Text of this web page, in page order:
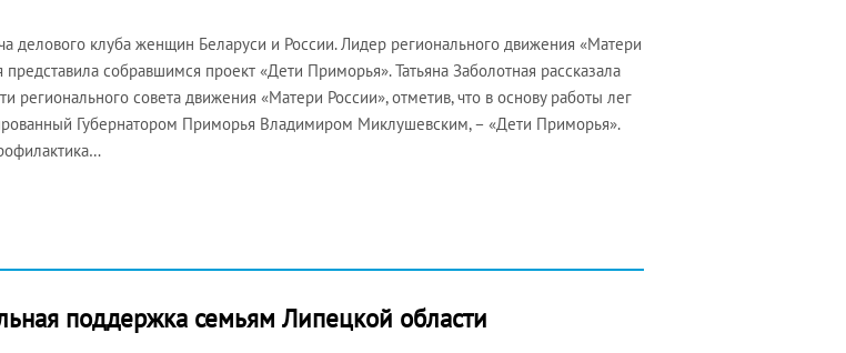
делового клуба женщин Беларуси и России. Лидер регионального движения «Матери
представила собравшимся проект «Дети Приморья». Татьяна Заболотная рассказала
регионального совета движения «Матери России», отметив, что в основу работы лег
Губернатором Приморья Владимиром Миклушевским, – «Дети Приморья».
поддержка семьям Липецкой области